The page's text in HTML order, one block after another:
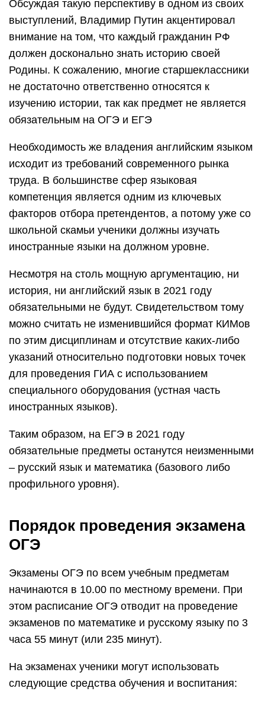
Обсуждая такую перспективу в одном из своих
выступлений, Владимир Путин акцентировал
внимание на том, что каждый гражданин РФ
должен досконально знать историю своей
Родины. К сожалению, многие старшеклассники
не достаточно ответственно относятся к
изучению истории, так как предмет не является
обязательным на ОГЭ и ЕГЭ
Необходимость же владения английским языком
исходит из требований современного рынка
труда. В большинстве сфер языковая
компетенция является одним из ключевых
факторов отбора претендентов, а потому уже со
школьной скамьи ученики должны изучать
иностранные языки на должном уровне.
Несмотря на столь мощную аргументацию, ни
история, ни английский язык в 2021 году
обязательными не будут. Свидетельством тому
можно считать не изменившийся формат КИМов
по этим дисциплинам и отсутствие каких-либо
указаний относительно подготовки новых точек
для проведения ГИА с использованием
специального оборудования (устная часть
иностранных языков).
Таким образом, на ЕГЭ в 2021 году
обязательные предметы останутся неизменными
– русский язык и математика (базового либо
профильного уровня).
Порядок проведения экзамена
ОГЭ
Экзамены ОГЭ по всем учебным предметам
начинаются в 10.00 по местному времени. При
этом расписание ОГЭ отводит на проведение
экзаменов по математике и русскому языку по 3
часа 55 минут (или 235 минут).
На экзаменах ученики могут использовать
следующие средства обучения и воспитания: